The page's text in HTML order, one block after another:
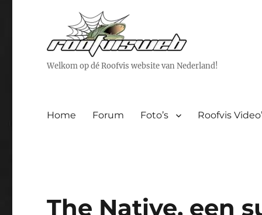
Welkom op dé Roofvis website van Nederland!
Home Forum Foto’s Roofvis
The Native, een